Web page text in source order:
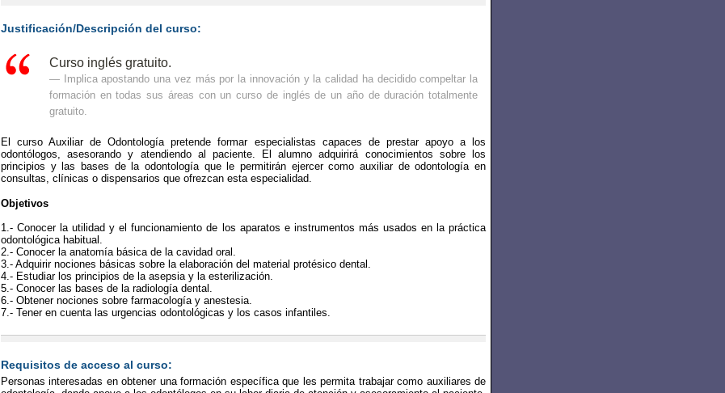
Justificación/Descripción del curso:
Curso inglés gratuito.
Implica apostando una vez más por la innovación y la calidad ha decidido compeltar la
formación en todas sus áreas con un curso de inglés de un año de duración totalmente
gratuito.
El curso Auxiliar de Odontología pretende formar especialistas capaces de prestar apoyo a los
odontólogos, asesorando y atendiendo al paciente. El alumno adquirirá conocimientos sobre los
principios y las bases de la odontología que le permitirán ejercer como auxiliar de odontología en
consultas, clínicas o dispensarios que ofrezcan esta especialidad.
Objetivos
1.- Conocer la utilidad y el funcionamiento de los aparatos e instrumentos más usados en la práctica
odontológica habitual.
2.- Conocer la anatomía básica de la cavidad oral.
3.- Adquirir nociones básicas sobre la elaboración del material protésico dental.
4.- Estudiar los principios de la asepsia y la esterilización.
5.- Conocer las bases de la radiología dental.
6.- Obtener nociones sobre farmacología y anestesia.
7.- Tener en cuenta las urgencias odontológicas y los casos infantiles.
Requisitos de acceso al curso:
Personas interesadas en obtener una formación específica que les permita trabajar como auxiliares de